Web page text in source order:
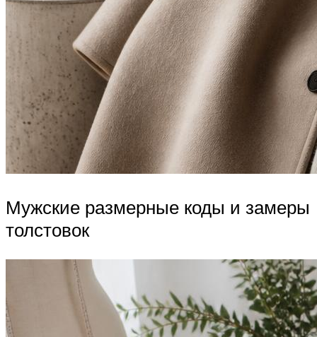
Мужские размерные коды и замеры
толстовок